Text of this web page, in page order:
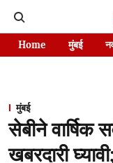
Home मुंबई
मुंबई
सेबीने वार्षिक
खबरदारी